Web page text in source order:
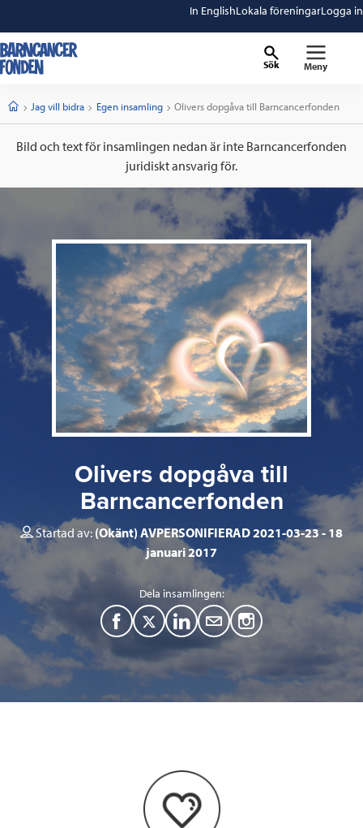
In EnglishLokala föreningarLogga in
Sök Meny
StartJag vill bidra Egen insamling Current:
Olivers dopgåva till Barncancerfonden
Bild och text för insamlingen nedan är inte Barncancerfonden
juridiskt ansvarig för.
Olivers dopgåva till
Barncancerfonden
Startad av: (Okänt) AVPERSONIFIERAD 2021-03-23 18
januari 2017
Dela insamlingen:
F
a
T
w
e
L
i
I
M